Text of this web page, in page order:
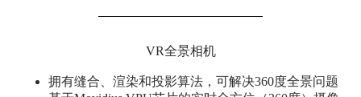
VR全景相机
拥有缝合、渲染和投影算法，可解决360度全景问题